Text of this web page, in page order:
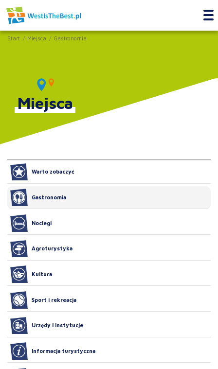
Start Miejsca Gastronomia
Miejsca
Warto zobaczyć
Gastronomia
Noclegi
Agroturystyka
Kultura
Sport i rekreacja
Urzędy i instytucje
Informacja turystyczna